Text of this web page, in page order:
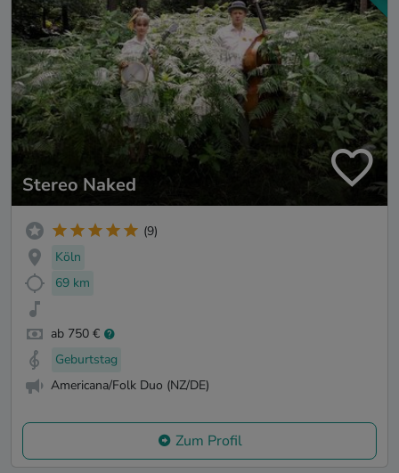
Stereo Naked
(9)
Köln
69 km
ab 750 €
Geburtstag
Americana/Folk Duo (NZ/DE)
Zum Profil